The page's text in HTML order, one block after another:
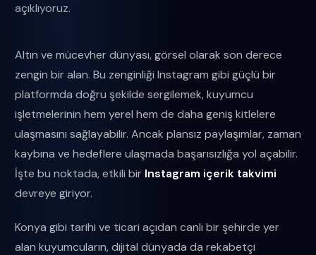
açıklıyoruz.
Altın ve mücevher dünyası, görsel olarak son derece
zengin bir alan. Bu zenginliği Instagram gibi güçlü bir
platformda doğru şekilde sergilemek, kuyumcu
işletmelerinin hem yerel hem de daha geniş kitlelere
ulaşmasını sağlayabilir. Ancak plansız paylaşımlar, zaman
kaybına ve hedeflere ulaşmada başarısızlığa yol açabilir.
İşte bu noktada, etkili bir Instagram içerik takvimi
devreye giriyor.
Konya gibi tarihi ve ticari açıdan canlı bir şehirde yer
alan kuyumcuların, dijital dünyada da rekabetçi